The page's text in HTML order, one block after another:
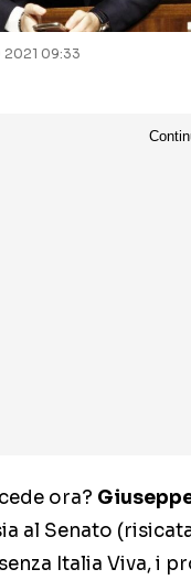
2021 09:33
ora?
al Senato
Italia Viva, i